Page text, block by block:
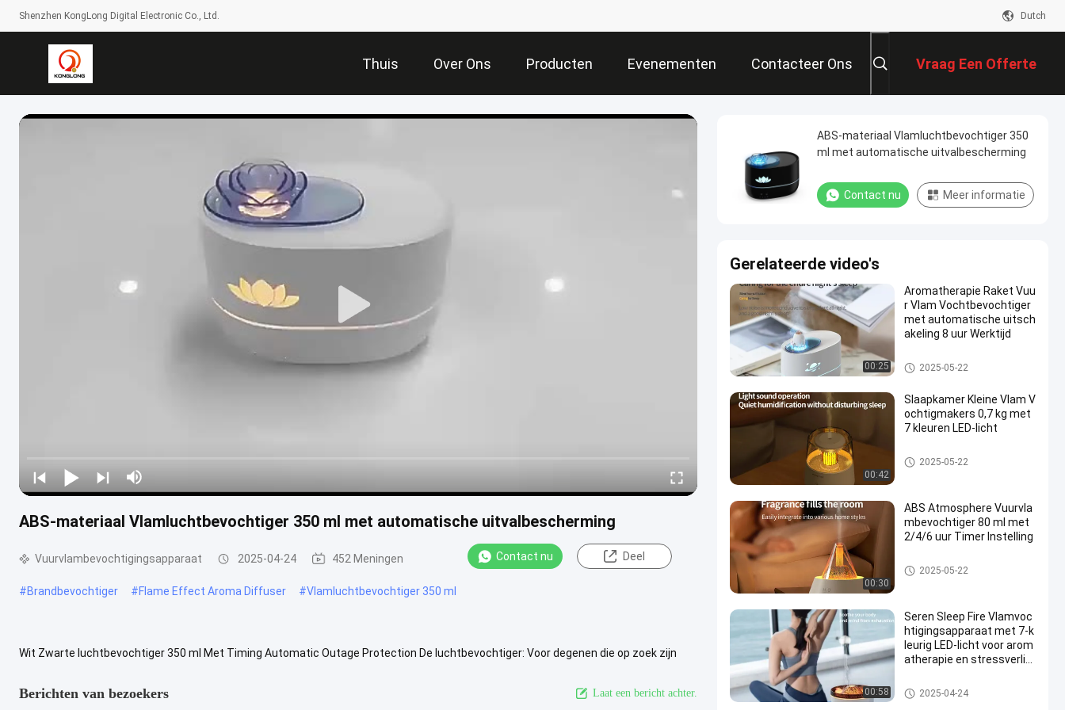
Shenzhen KongLong Digital Electronic Co., Ltd. Dutch
Thuis Over Ons Producten Evenementen Contacteer Ons Vraag Een Offerte
Aan
ABS-materiaal Vlamluchtbevochtiger 350 ml met automatische uitvalbescherming
Vuurvlambevochtigingsapparaat 2025-04-24 452 Meningen Contact nu Deel
#Brandbevochtiger #Flame Effect Aroma Diffuser #Vlamluchtbevochtiger 350 ml
Wit Zwarte luchtbevochtiger 350 ml Met Timing Automatic Outage Protection De luchtbevochtiger: Voor degenen die op zoek zijn
Berichten van bezoekers Laat een bericht achter.
ABS-materiaal Vlamluchtbevochtiger 350
ml met automatische uitvalbescherming
Contact nu Meer informatie
Gerelateerde video's
00:25
Aromatherapie Raket Vuu
r Vlam Vochtbevochtiger
met automatische uitsch
akeling 8 uur Werktijd
Vuurvlambevochtigingsappara
at
2025-05-22
00:42
Slaapkamer Kleine Vlam V
ochtigmakers 0,7 kg met
7 kleuren LED-licht
Vuurvlambevochtigingsappara
at
2025-05-22
00:30
ABS Atmosphere Vuurvla
mbevochtiger 80 ml met
2/4/6 uur Timer Instelling
Vuurvlambevochtigingsappara
at
2025-05-22
00:58
Seren Sleep Fire Vlamvoc
htigingsapparaat met 7-k
leurig LED-licht voor arom
atherapie en stressverlic
Vuurvlambevochtigingsappara
at
2025-04-24